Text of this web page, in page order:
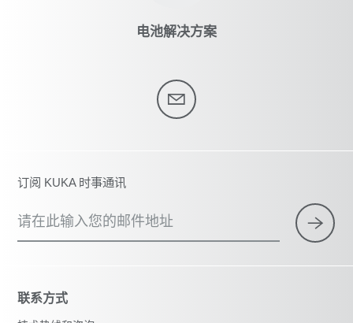
电池解决方案
订阅 KUKA 时事通讯
请在此输入您的邮件地址
联系方式